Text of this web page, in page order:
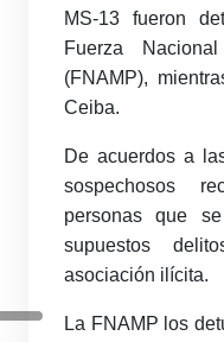
MS-13 fueron
Fuerza
(FNAMP),
Ceiba.
De acuerdos a
sospechosos
personas que
supuestos
asociación ilícita.
La FNAMP los